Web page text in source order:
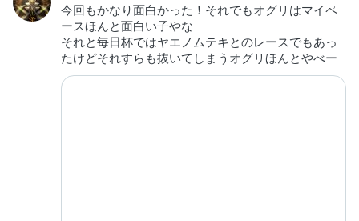
今回もかなり面白かった！それでもオグリはマイペ
ースほんと面白い子やな
それと毎日杯ではヤエノムテキとのレースでもあっ
たけどそれすらも抜いてしまうオグリほんとやべー